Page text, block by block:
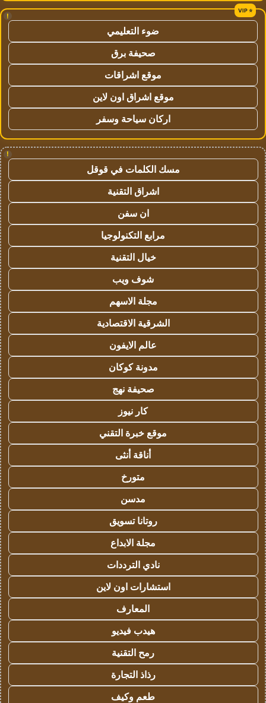
!
ضوء التعليمي
صحيفة برق
موقع اشراقات
موقع اشراق اون لاين
اركان سياحة وسفر
!
مسك الكلمات في قوقل
اشراق التقنية
ان سفن
مرابع التكنولوجيا
خيال التقنية
شوف ويب
مجلة الاسهم
الشرقية الاقتصادية
عالم الايفون
مدونة كوكان
صحيفة نهج
كار نيوز
موقع خبرة التقني
أناقة أنثى
متورخ
مدسن
روتانا تسويق
مجلة الابداع
نادي الترددات
استشارات اون لاين
المعارف
هيدب فيديو
رمح التقنية
رذاذ التجارة
طعم وكيف